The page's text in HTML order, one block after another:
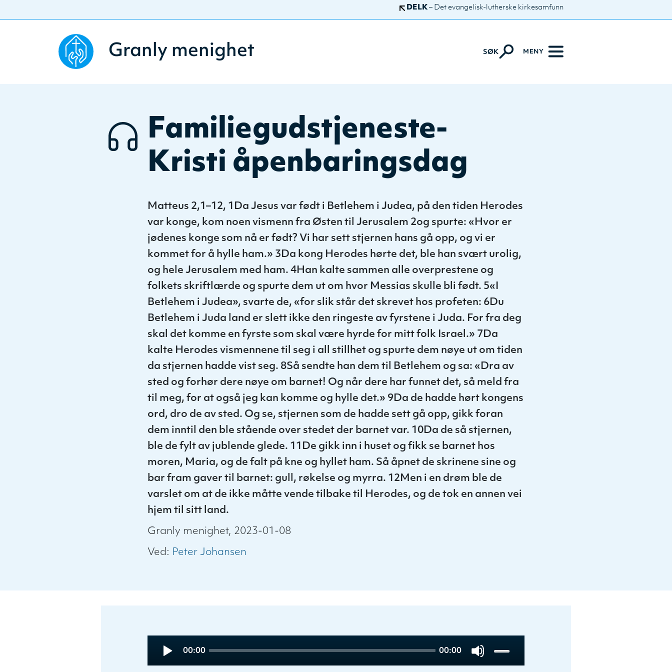
DELK – Det evangelisk-lutherske kirkesamfunn
Granly menighet SØK MENY
Familiegudstjeneste-
Kristi åpenbaringsdag
Matteus 2,1–12, 1Da Jesus var født i Betlehem i Judea, på den tiden Herodes
var konge, kom noen vismenn fra Østen til Jerusalem 2og spurte: «Hvor er
jødenes konge som nå er født? Vi har sett stjernen hans gå opp, og vi er
kommet for å hylle ham.» 3Da kong Herodes hørte det, ble han svært urolig,
og hele Jerusalem med ham. 4Han kalte sammen alle overprestene og
folkets skriftlærde og spurte dem ut om hvor Messias skulle bli født. 5«I
Betlehem i Judea», svarte de, «for slik står det skrevet hos profeten: 6Du
Betlehem i Juda land er slett ikke den ringeste av fyrstene i Juda. For fra deg
skal det komme en fyrste som skal være hyrde for mitt folk Israel.» 7Da
kalte Herodes vismennene til seg i all stillhet og spurte dem nøye ut om tiden
da stjernen hadde vist seg. 8Så sendte han dem til Betlehem og sa: «Dra av
sted og forhør dere nøye om barnet! Og når dere har funnet det, så meld fra
til meg, for at også jeg kan komme og hylle det.» 9Da de hadde hørt kongens
ord, dro de av sted. Og se, stjernen som de hadde sett gå opp, gikk foran
dem inntil den ble stående over stedet der barnet var. 10Da de så stjernen,
ble de fylt av jublende glede. 11De gikk inn i huset og fikk se barnet hos
moren, Maria, og de falt på kne og hyllet ham. Så åpnet de skrinene sine og
bar fram gaver til barnet: gull, røkelse og myrra. 12Men i en drøm ble de
varslet om at de ikke måtte vende tilbake til Herodes, og de tok en annen vei
hjem til sitt land.
Granly menighet, 2023-01-08
Ved: Peter Johansen
Audio
Player
Current
00:00
Total
00:00
Use
Up/Down